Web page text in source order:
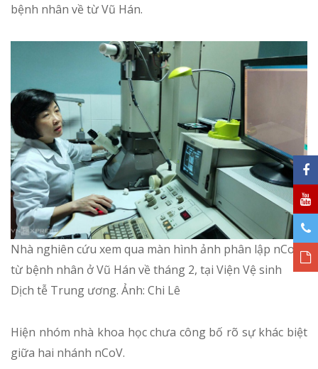
bệnh nhân về từ Vũ Hán.
Nhà nghiên cứu xem qua màn hình ảnh phân lập nCoV
từ bệnh nhân ở Vũ Hán về tháng 2, tại Viện Vệ sinh
Dịch tễ Trung ương. Ảnh: Chi Lê
Hiện nhóm nhà khoa học chưa công bố rõ sự khác biệt
giữa hai nhánh nCoV.